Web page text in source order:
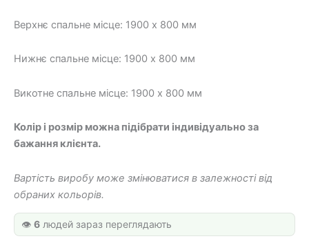
Верхнє спальне місце: 1900 х 800 мм
Нижнє спальне місце: 1900 х 800 мм
Викотне спальне місце: 1900 х 800 мм
Колір і розмір можна підібрати індивідуально за
бажання клієнта.
Вартість виробу може змінюватися в залежності від
обраних кольорів.
👁️ 6 людей зараз переглядають